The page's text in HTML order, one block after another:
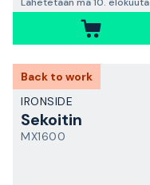
Back to work
IRONSIDE
Sekoitin
MX1600